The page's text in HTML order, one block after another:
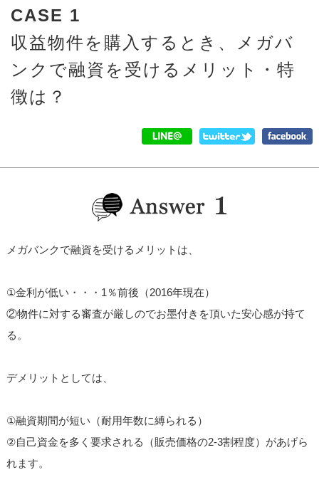
CASE 1
収益物件を購入するとき、メガバ
ンクで融資を受けるメリット・特
徴は？
メガバンクで融資を受けるメリットは、
①金利が低い・・・1％前後（2016年現在）
②物件に対する審査が厳しのでお墨付きを頂いた安心感が持て
る。
デメリットとしては、
①融資期間が短い（耐用年数に縛られる）
②自己資金を多く要求される（販売価格の2-3割程度）があげら
れます。